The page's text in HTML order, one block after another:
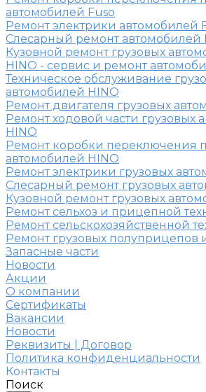
автомобилей Fuso
Ремонт электрики автомобилей
Слесарный ремонт автомобилей
Кузовной ремонт грузовых
HINO - сервис и ремонт
Техническое обслуживание
автомобилей HINO
Ремонт двигателя грузовых
Ремонт ходовой части грузовых
HINO
Ремонт коробки переключения
автомобилей HINO
Ремонт электрики грузовых
Слесарный ремонт грузовых
Кузовной ремонт грузовых
Ремонт сельхоз и прицепной
Ремонт сельскохозяйственной
Ремонт грузовых полуприцепов
Запасные части
Новости
Акции
О компании
Сертификаты
Вакансии
Новости
Реквизиты | Договор
Политика конфиденциальности
Контакты
Поиск